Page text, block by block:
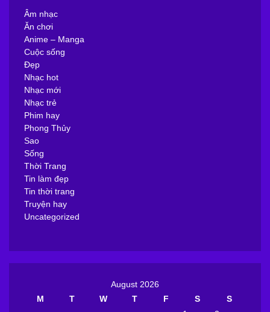
Âm nhạc
Ăn chơi
Anime – Manga
Cuộc sống
Đẹp
Nhạc hot
Nhạc mới
Nhạc trẻ
Phim hay
Phong Thủy
Sao
Sống
Thời Trang
Tin làm đẹp
Tin thời trang
Truyện hay
Uncategorized
August 2026
M
T W T F S
S